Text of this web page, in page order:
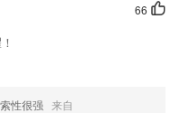
66
性很强 来自